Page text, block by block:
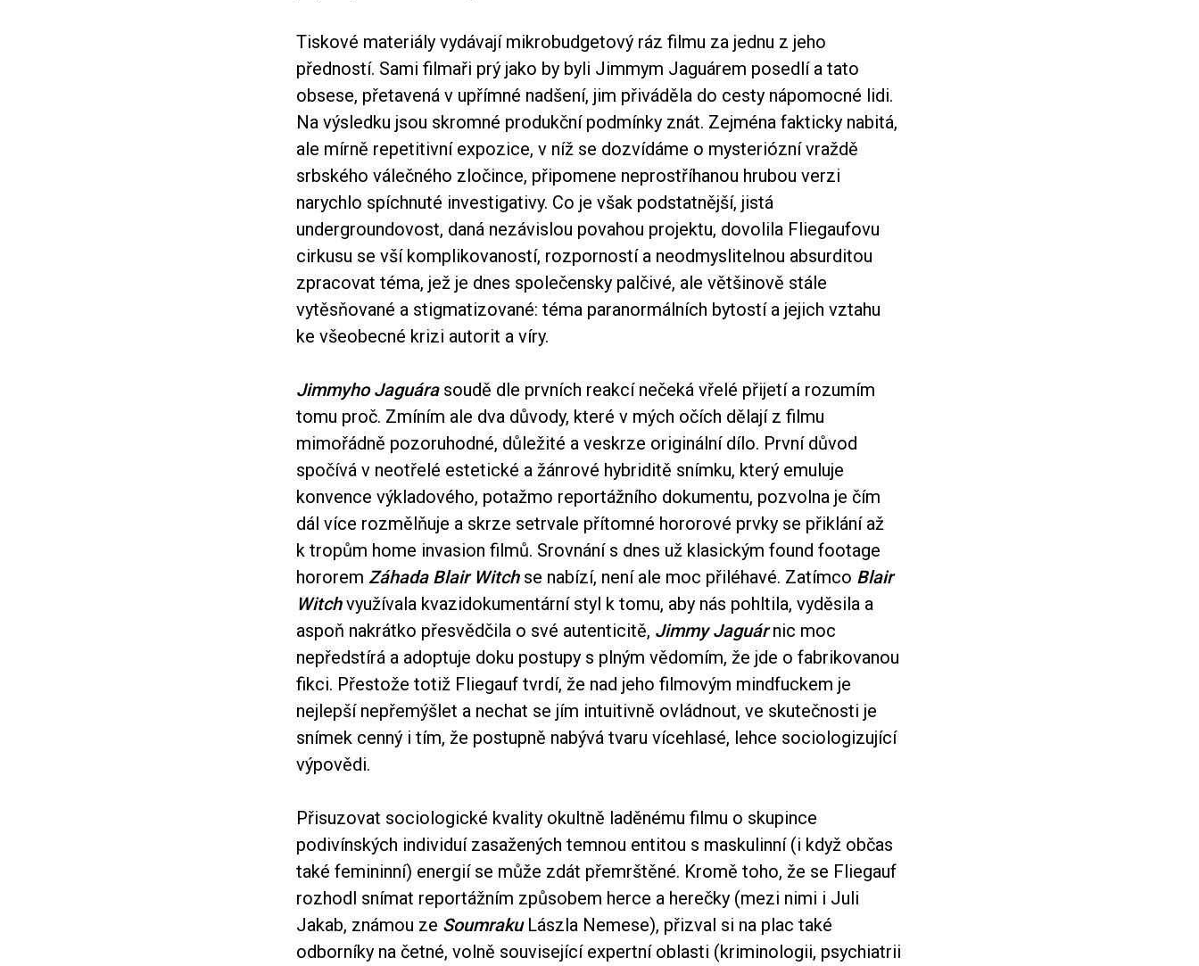
Tiskové materiály vydávají mikrobudgetový ráz filmu za jednu z jeho
předností. Sami filmaři prý jako by byli Jimmym Jaguárem posedlí a tato
obsese, přetavená v upřímné nadšení, jim přiváděla do cesty nápomocné lidi.
Na výsledku jsou skromné produkční podmínky znát. Zejména fakticky nabitá,
ale mírně repetitivní expozice, v níž se dozvídáme o mysteriózní vraždě
srbského válečného zločince, připomene neprostříhanou hrubou verzi
narychlo spíchnuté investigativy. Co je však podstatnější, jistá
undergroundovost, daná nezávislou povahou projektu, dovolila Fliegaufovu
cirkusu se vší komplikovaností, rozporností a neodmyslitelnou absurditou
zpracovat téma, jež je dnes společensky palčivé, ale většinově stále
vytěsňované a stigmatizované: téma paranormálních bytostí a jejich vztahu
ke všeobecné krizi autorit a víry.
Jimmyho Jaguárasoudě dle prvních reakcí nečeká vřelé přijetí a rozumím
tomu proč. Zmíním ale dva důvody, které v mých očích dělají z filmu
mimořádně pozoruhodné, důležité a veskrze originální dílo. První důvod
spočívá v neotřelé estetické a žánrové hybriditě snímku, který emuluje
konvence výkladového, potažmo reportážního dokumentu, pozvolna je čím
dál více rozmělňuje a skrze setrvale přítomné hororové prvky se přiklání až
k tropům home invasion filmů. Srovnání s dnes už klasickým found footage
hororem Záhada Blair Witchse nabízí, není ale moc přiléhavé. Zatímco Blair
Witch využívala kvazidokumentární styl k tomu, aby nás pohltila, vyděsila a
aspoň nakrátko přesvědčila o své autenticitě, Jimmy Jaguár nic moc
nepředstírá a adoptuje doku postupy s plným vědomím, že jde o fabrikovanou
fikci. Přestože totiž Fliegauf tvrdí, že nad jeho filmovým mindfuckem je
nejlepší nepřemýšlet a nechat se jím intuitivně ovládnout, ve skutečnosti je
snímek cenný i tím, že postupně nabývá tvaru vícehlasé, lehce sociologizující
výpovědi.
Přisuzovat sociologické kvality okultně laděnému filmu o skupince
podivínských individuí zasažených temnou entitou s maskulinní (i když občas
také femininní) energií se může zdát přemrštěné. Kromě toho, že se Fliegauf
rozhodl snímat reportážním způsobem herce a herečky (mezi nimi i Juli
Jakab, známou ze SoumrakuLászla Nemese), přizval si na plac také
odborníky na četné, volně související expertní oblasti (kriminologii, psychiatrii